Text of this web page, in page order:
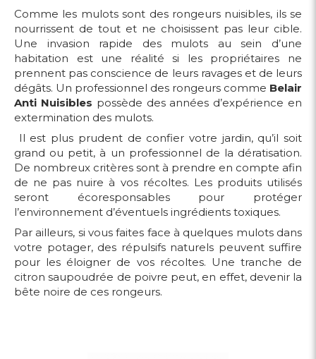
Comme les mulots sont des rongeurs nuisibles, ils se
nourrissent de tout et ne choisissent pas leur cible.
Une invasion rapide des mulots au sein d’une
habitation est une réalité si les propriétaires ne
prennent pas conscience de leurs ravages et de leurs
dégâts. Un professionnel des rongeurs comme Belair
Anti Nuisibles possède des années d’expérience en
extermination des mulots.
Il est plus prudent de confier votre jardin, qu’il soit
grand ou petit, à un professionnel de la dératisation.
De nombreux critères sont à prendre en compte afin
de ne pas nuire à vos récoltes. Les produits utilisés
seront écoresponsables pour protéger
l’environnement d’éventuels ingrédients toxiques.
Par ailleurs, si vous faites face à quelques mulots dans
votre potager, des répulsifs naturels peuvent suffire
pour les éloigner de vos récoltes. Une tranche de
citron saupoudrée de poivre peut, en effet, devenir la
bête noire de ces rongeurs.